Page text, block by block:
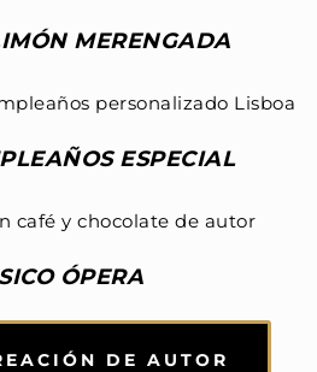
MERENGADA
ESPECIAL
ÓPERA
DE AUTOR